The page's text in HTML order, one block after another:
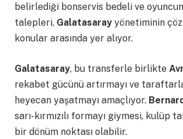
belirlediği bonservis bedeli ve
talepleri, Galatasaray yönetiminin
konular arasında yer alıyor.
Galatasaray, bu transferle birlikte
rekabet gücünü artırmayı ve
heyecan yaşatmayı amaçlıyor.
sarı-kırmızılı formayı giymesi, kulüp
bir dönüm noktası olabilir.